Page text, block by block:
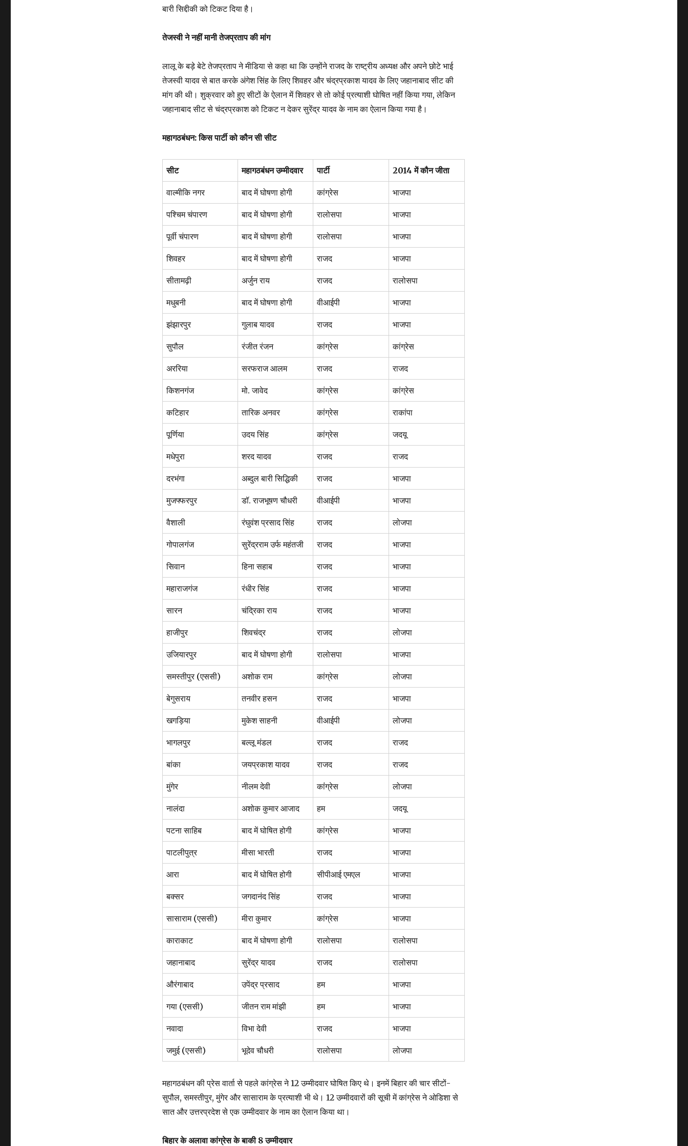
बारी सिद्दीकी को टिकट दिया है।
तेजस्वी ने नहीं मानी तेजप्रताप की मांग
लालू के बड़े बेटे तेजप्रताप ने मीडिया से कहा था कि उन्होंने राजद के राष्ट्रीय अध्यक्ष और अपने छोटे भाई
तेजस्वी यादव से बात करके अंगेश सिंह के लिए शिवहर और चंद्रप्रकाश यादव के लिए जहानाबाद सीट की
मांग की थी। शुक्रवार को हुए सीटों के ऐलान में शिवहर से तो कोई प्रत्याशी घोषित नहीं किया गया, लेकिन
जहानाबाद सीट से चंद्रप्रकाश को टिकट न देकर सुरेंद्र यादव के नाम का ऐलान किया गया है।
महागठबंधन: किस पार्टी को कौन सी सीट
सीट महागठबंधन उम्मीदवार पार्टी 2014 में कौन जीता
वाल्मीकि नगर बाद में घोषणा होगी कांग्रेस भाजपा
पश्चिम चंपारण बाद में घोषणा होगी रालोसपा भाजपा
पूर्वी चंपारण बाद में घोषणा होगी रालोसपा भाजपा
शिवहर बाद में घोषणा होगी राजद भाजपा
सीतामढ़ी अर्जुन राय राजद रालोसपा
मधुबनी बाद में घोषणा होगी वीआईपी भाजपा
झंझारपुर गुलाब यादव राजद भाजपा
सुपौल रंजीत रंजन कांग्रेस कांग्रेस
अररिया सरफराज आलम राजद राजद
किशनगंज मो. जावेद कांग्रेस कांग्रेस
कटिहार तारिक अनवर कांग्रेस राकांपा
पूर्णिया उदय सिंह कांग्रेस जदयू
मधेपुरा शरद यादव राजद राजद
दरभंगा अब्दुल बारी सिद्धिकी राजद भाजपा
मुजफ्फरपुर डॉ. राजभूषण चौधरी वीआईपी भाजपा
वैशाली रंघुवंश प्रसाद सिंह राजद लोजपा
गोपालगंज सुरेंद्रराम उर्फ महंतजी राजद भाजपा
सिवान हिना सहाब राजद भाजपा
महाराजगंज रंधीर सिंह राजद भाजपा
सारन चंद्रिका राय राजद भाजपा
हाजीपुर शिवचंद्र राजद लोजपा
उजियारपुर बाद में घोषणा होगी रालोसपा भाजपा
समस्तीपुर (एससी) अशोक राम कांग्रेस लोजपा
बेगुसराय तनवीर हसन राजद भाजपा
खगड़िया मुकेश साहनी वीआईपी लोजपा
भागलपुर बल्लू मंडल राजद राजद
बांका जयप्रकाश यादव राजद राजद
मुंगेर नीलम देवी कांंग्रेस लोजपा
नालंदा अशोक कुमार आजाद हम जदयू
पटना साहिब बाद में घोषित होगी कांग्रेस भाजपा
पाटलीपुत्र मीसा भारती राजद भाजपा
आरा बाद में घोषित होगी सीपीआई एमएल भाजपा
बक्सर जगदानंद सिंह राजद भाजपा
सासाराम (एससी) मीरा कुमार कांग्रेस भाजपा
काराकाट बाद में घोषणा होगी रालोसपा रालोसपा
जहानाबाद सुरेंद्र यादव राजद रालोसपा
औरंगाबाद उपेंद्र प्रसाद हम भाजपा
गया (एससी) जीतन राम मांझी हम भाजपा
नवादा विभा देवी राजद भाजपा
जमुई (एससी) भूदेव चौधरी रालोसपा लोजपा
महागठबंधन की प्रेस वार्ता से पहले कांग्रेस ने 12 उम्मीदवार घोषित किए थे। इनमें बिहार की चार सीटों-
सुपौल, समस्तीपुर, मुंगेर और सासाराम के प्रत्याशी भी थे। 12 उम्मीदवारों की सूची में कांग्रेस ने ओडिशा से
सात और उत्तरप्रदेश से एक उम्मीदवार के नाम का ऐलान किया था।
बिहार के अलावा कांग्रेस के बाकी 8 उम्मीदवार